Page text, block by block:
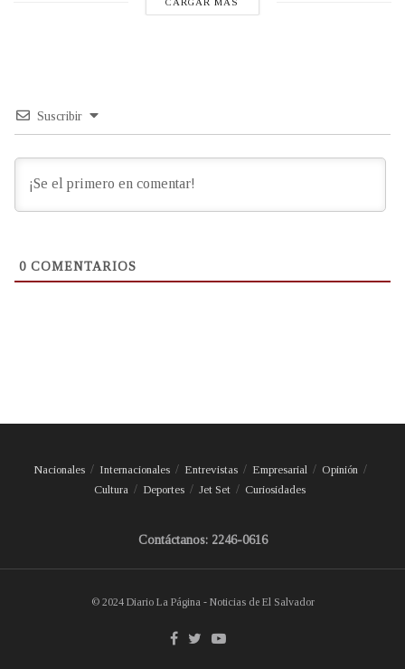
Suscribir
0 COMENTARIOS
Nacionales Internacionales Entrevistas Empresarial
Opinión
Cultura
Deportes Jet Set Curiosidades
Contáctanos: 2246-0616
© 2024 Diario La Página - Noticias de El Salvador